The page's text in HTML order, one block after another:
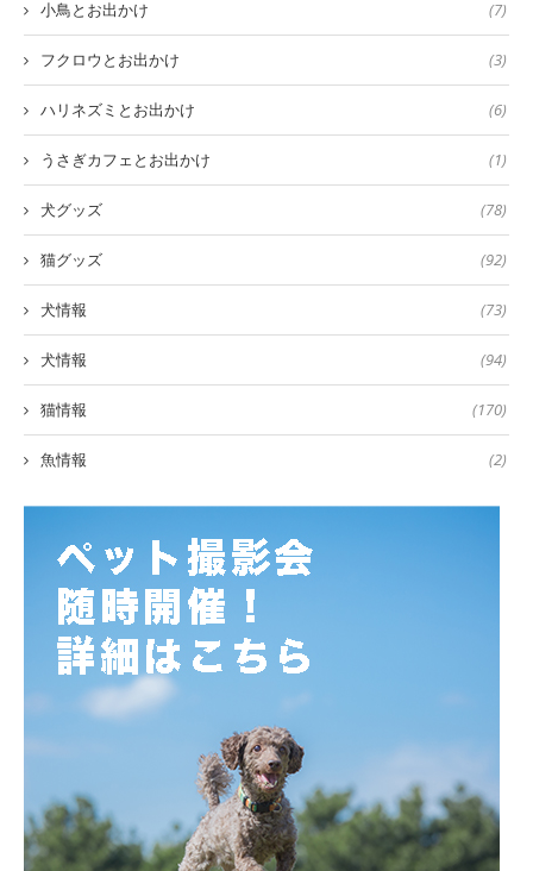
小鳥とお出かけ (7)
フクロウとお出かけ (3)
ハリネズミとお出かけ (6)
うさぎカフェとお出かけ (1)
犬グッズ (78)
猫グッズ (92)
犬情報 (73)
犬情報 (94)
猫情報 (170)
魚情報 (2)